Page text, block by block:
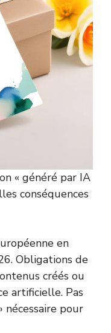
« généré par IA
conséquences
en
Obligations de
créés ou
artificielle. Pas
nécessaire pour